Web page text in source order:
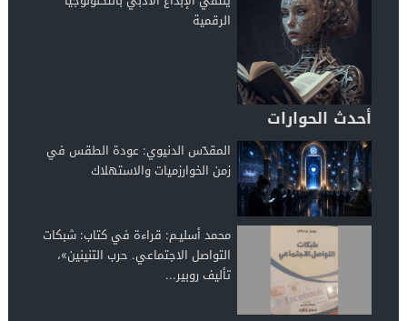
الرقمية
أحدث الحوارات
المقدّس الدنيوي: عودة الطقس في
زمن الخوارزميات والاستهلاك
محمد أسليـم: قراءة في كتاب: شبكات
التواصل الاجتماعي. حرب التنينين»،
تأليف روبير...